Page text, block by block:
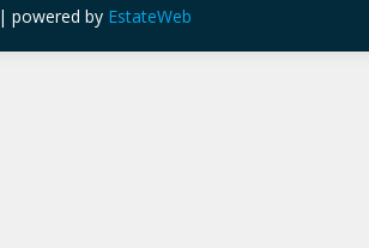
| powered by EstateWeb